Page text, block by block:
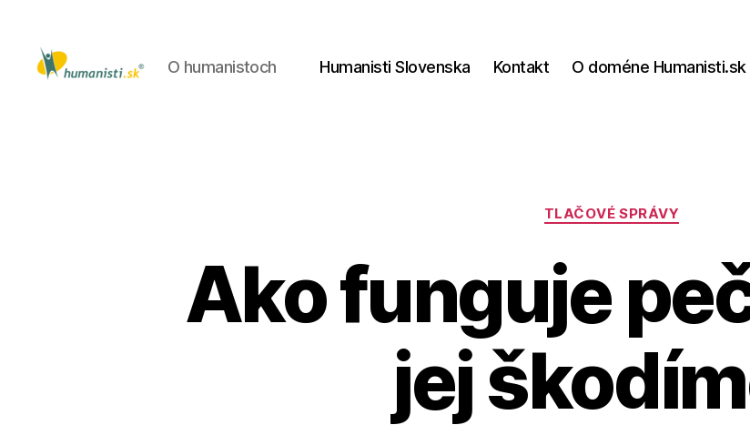
O humanistoch Humanisti Slovenska Kontakt O doméne Humanisti.sk
Kategórie
TLAČOVÉ SPRÁVY
Ako funguje
jej